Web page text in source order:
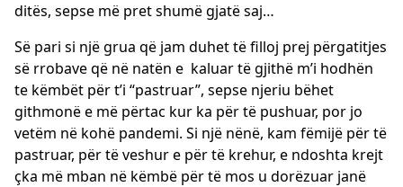
ditës, sepse më pret shumë gjatë saj…
Së pari si një grua që jam duhet të filloj prej përgatitjes
së rrobave që në natën e kaluar të gjithë m’i hodhën
te këmbët për t’i “pastruar”, sepse njeriu bëhet
githmonë e më përtac kur ka për të pushuar, por jo
vetëm në kohë pandemi. Si një nënë, kam fëmijë për të
pastruar, për të veshur e për të krehur, e ndoshta krejt
çka më mban në këmbë për të mos u dorëzuar janë